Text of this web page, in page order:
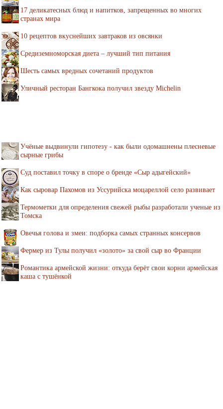
17 деликатесных блюд и напитков, запрещенных во многих
странах мира
10 рецептов вкуснейших завтраков из овсянки
Средиземноморская диета – лучший тип питания
Шесть самых вредных сочетаний продуктов
Уличный ресторан Бангкока получил звезду Michelin
Учёные выдвинули гипотезу - как были одомашнены плесневые
сырные грибы
Суд поставил точку в споре о бренде «Сыр адыгейский»
Как сыровар Пахомов из Уссурийска моцареллой село развивает
Термометки для определения свежей рыбы разработали ученые из
Томска
Овечья голова и змеи: подборка самых странных консервов
Фермер из Тулы получил «золото» за свой сыр во Франции
Романтика армейской жизни: откуда берёт свои корни армейская
каша с тушёнкой